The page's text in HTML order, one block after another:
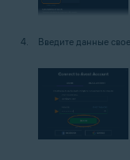
Введите данные